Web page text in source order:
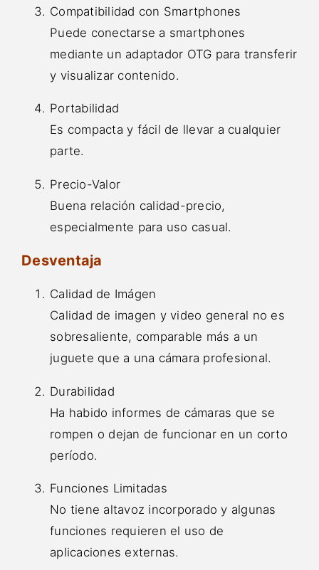
Compatibilidad con Smartphones
Puede conectarse a smartphones
mediante un adaptador OTG para transferir
y visualizar contenido.
Portabilidad
Es compacta y fácil de llevar a cualquier
parte.
Precio-Valor
Buena relación calidad-precio,
especialmente para uso casual.
Desventaja
Calidad de Imágen
Calidad de imagen y video general no es
sobresaliente, comparable más a un
juguete que a una cámara profesional.
Durabilidad
Ha habido informes de cámaras que se
rompen o dejan de funcionar en un corto
período.
Funciones Limitadas
No tiene altavoz incorporado y algunas
funciones requieren el uso de
aplicaciones externas.